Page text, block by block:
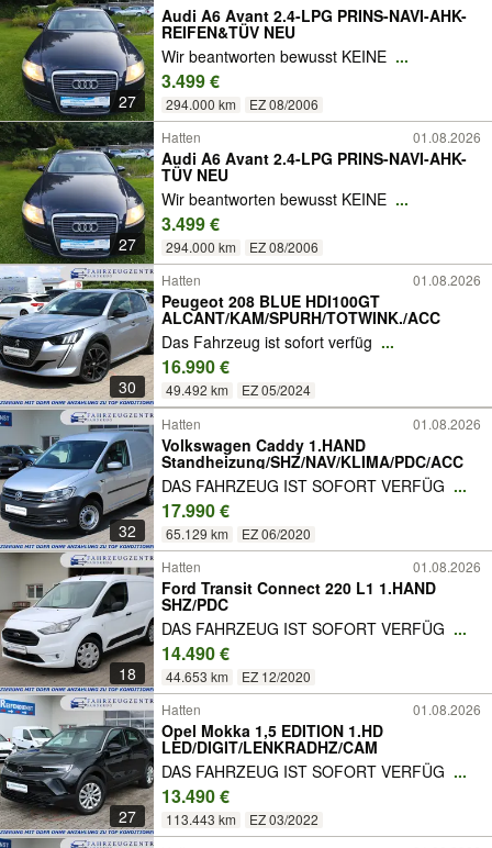
27
Audi A6 Avant 2.4-LPG PRINS-NAVI-AHK-
REIFEN&TÜV NEU
Wir beantworten bewusst KEINE ...
3.499 €
294.000 km EZ 08/2006
27
Hatten 01.08.2026
Audi A6 Avant 2.4-LPG PRINS-NAVI-AHK-
TÜV NEU
Wir beantworten bewusst KEINE ...
3.499 €
294.000 km EZ 08/2006
30
Hatten 01.08.2026
Peugeot 208 BLUE HDI100GT
ALCANT/KAM/SPURH/TOTWINK./ACC
Das Fahrzeug ist sofort verfüg ...
16.990 €
49.492 km EZ 05/2024
32
Hatten 01.08.2026
Volkswagen Caddy 1.HAND
Standheizung/SHZ/NAV/KLIMA/PDC/ACC
DAS FAHRZEUG IST SOFORT VERFÜG ...
17.990 €
65.129 km EZ 06/2020
18
Hatten 01.08.2026
Ford Transit Connect 220 L1 1.HAND
SHZ/PDC
DAS FAHRZEUG IST SOFORT VERFÜG ...
14.490 €
44.653 km EZ 12/2020
27
Hatten 01.08.2026
Opel Mokka 1,5 EDITION 1.HD
LED/DIGIT/LENKRADHZ/CAM
DAS FAHRZEUG IST SOFORT VERFÜG ...
13.490 €
113.443 km EZ 03/2022